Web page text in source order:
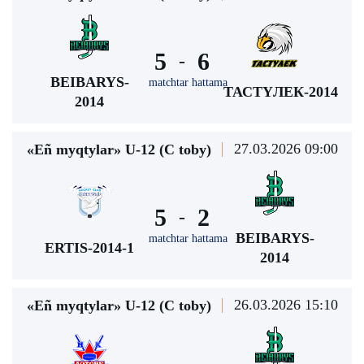
BEIBARYS-
2014
5 -
matchtar hattama
6
ТАСТҮЛЕК-2014
«Eñ myqtylar» U-12 (С toby) 27.03.2026 09:00
ERTIS-2014-1
5 -
matchtar hattama
2
BEIBARYS-
2014
«Eñ myqtylar» U-12 (С toby) 26.03.2026 15:10